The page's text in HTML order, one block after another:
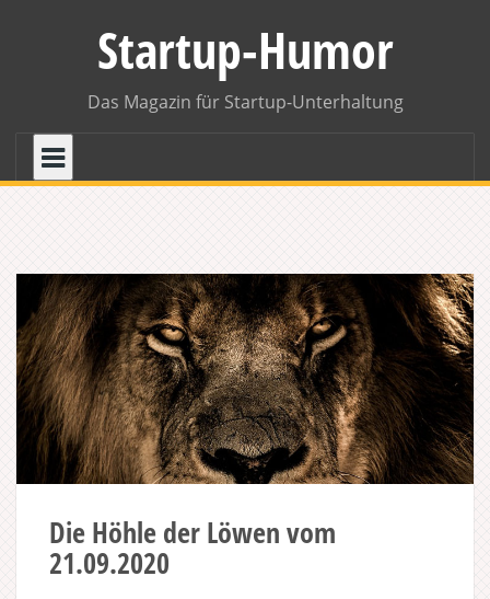
Startup-Humor
Das Magazin für Startup-Unterhaltung
Die Höhle der Löwen vom
21.09.2020